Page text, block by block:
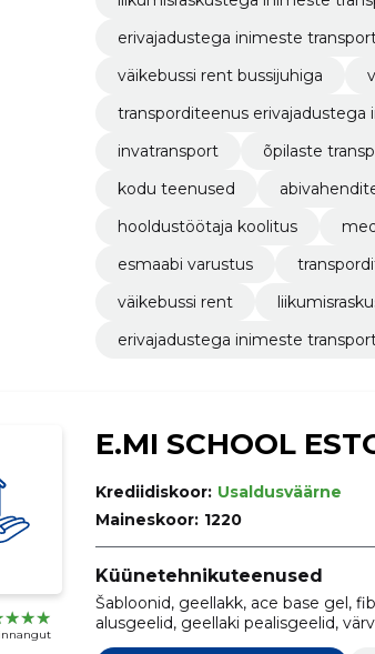
erivajadustega inimeste
väikebussi rent bussijuhiga
transporditeenus erivajadustega
invatransport
õpilaste
kodu teenused
hooldustöötaja koolitus
esmaabi varustus
väikebussi rent
erivajadustega inimeste
E.MI SCHOOL
Krediidiskoor: Usaldusväärne
Maineskoor: 1220
Küünetehnikuteenused
Šabloonid, geellakk, ace base gel,
alusgeelid, geellaki pealisgeelid,
modelleerimiseks